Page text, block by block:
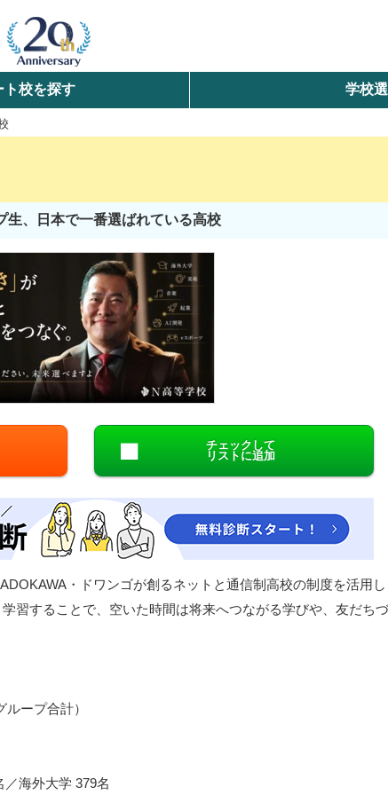
検索
北海道・東北
閉じる
ト校を探す 学校
生、日本で一番選ばれている高校
チェックして
リストに追加
・ドワンゴが創るネットと通信制高校の制度を活用し
習することで、空いた時間は将来へつながる学びや、友だちづ
ープ合計）
海外大学 379名